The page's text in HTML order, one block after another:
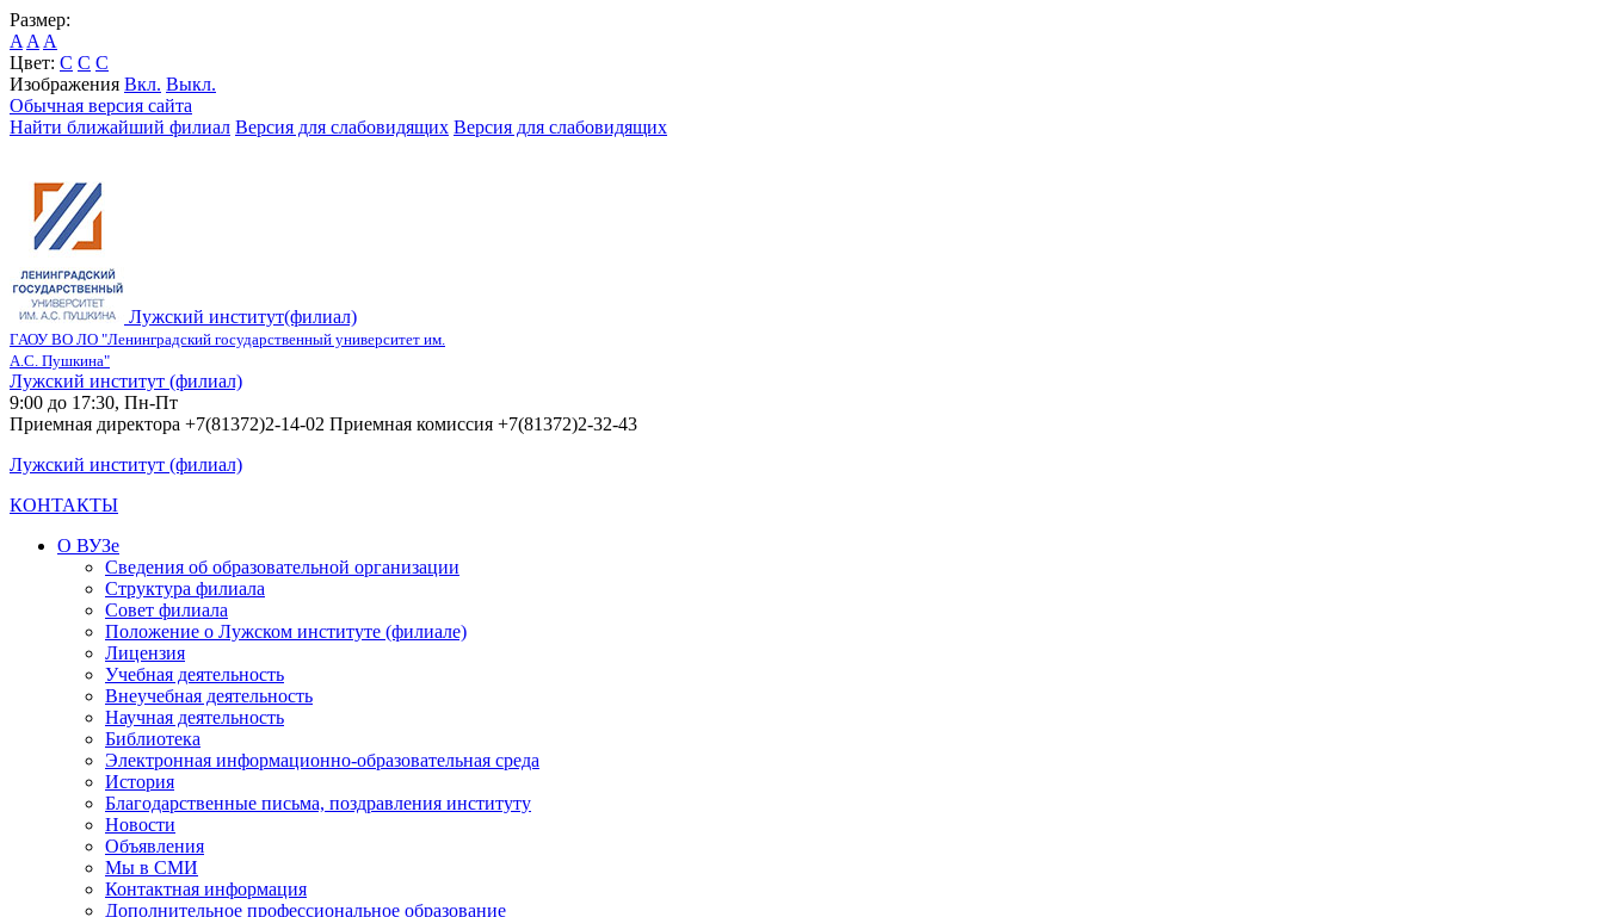
Размер:
A A A
Цвет: C C C
Изображения Вкл. Выкл.
Обычная версия сайта
Найти ближайший филиал Версия для слабовидящих Версия для слабовидящих
Лужский институт(филиал)
ГАОУ ВО ЛО "Ленинградский государственный университет им.
А.С. Пушкина"
Лужский институт (филиал)
9:00 до 17:30, Пн-Пт
Приемная директора +7(81372)2-14-02 Приемная комиссия +7(81372)2-32-43
Лужский институт (филиал)
КОНТАКТЫ
О ВУЗе
Сведения об образовательной организации
Структура филиала
Совет филиала
Положение о Лужском институте (филиале)
Лицензия
Учебная деятельность
Внеучебная деятельность
Научная деятельность
Библиотека
Электронная информационно-образовательная среда
История
Благодарственные письма, поздравления институту
Новости
Объявления
Мы в СМИ
Контактная информация
Дополнительное профессиональное образование